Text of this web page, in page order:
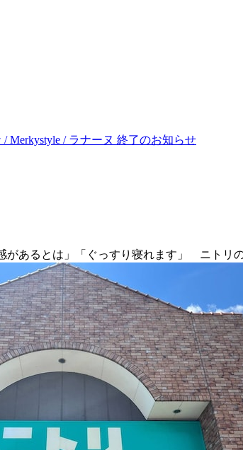
/ Merkystyle / ラナーヌ 終了のお知らせ
があるとは」「ぐっすり寝れます」 ニトリ